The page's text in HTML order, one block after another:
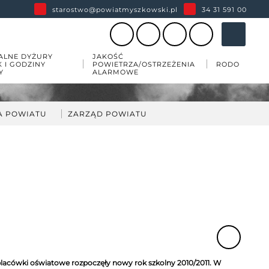
starostwo@powiatmyszkowski.pl 34 31 591 00
DYŻURY
I GODZINY
JAKOŚĆ
POWIETRZA/OSTRZEŻENIA
ALARMOWE
RODO
POWIATU ZARZĄD POWIATU
oświatowe rozpoczęły nowy rok szkolny 2010/2011. W